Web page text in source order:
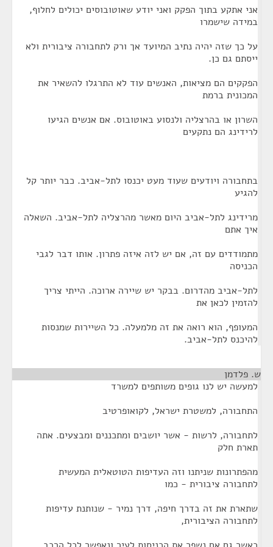
אני אתקע בתוך הפקק ואני יודע שאוטובוסים יכולים לחלוף,
במידה שישמרו
על כך שזה יהיה נתיב המיועד אך ורק לתחבורה ציבורית ולא
ייסתם גם כן.
הפקקים הם מציאות, האנשים עוד לא התרגלו להשאיר את
המכונית ברמת
השרון או בהרצליה ולנסוע באוטובוס. אם אנשים הגיעו
לרידינג הם נתקעים
בתחבורה ויודעים שעוד מעט יכנסו לתל-אביב. כבר יותר קל
להגיע
מרידינג לתל-אביב היום מאשר מהרצליה לתל-אביב. השאלה
איך אתם
מתמודדים עם זה, אם יש לזה איזה פתרון. אותו דבר לגבי
הכניסה
לתל-אביב מהדרום. בבקר יש שיירה ארוכה. הייתי צריך
להזמין לכאן את
המעופף, הוא רואה את זה מלמעלה. כל השיירות שמנסות
להיכנס לתל-אביב.
ש. פלדמן
למעשה יש לנו גופים משותפים למשרד
התחבורה, למשטרת ישראל, לקואופרטיב
לתחבורה, לרשות - אשר יושבים ומתכננים ומבצעים. אתה
תארת חלק
מהפתרונות שניתנו וזה העדיפות הטוטאלית המעשית
לתחבורה ציבורית - כמו
שתארת את זה בדרך חיפה, דרך נמיר - שנותנת עדיפות
לתחבורה הציבורית,